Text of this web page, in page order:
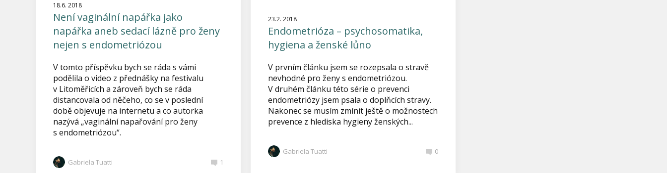
18.6. 2018
Není vaginální napářka jako
napářka aneb sedací lázně pro ženy
nejen s endometriózou
V tomto příspěvku bych se ráda s vámi
podělila o video z přednášky na festivalu
v Litoměřicích a zároveň bych se ráda
distancovala od něčeho, co se v poslední
době objevuje na internetu a co autorka
nazývá „vaginální napařování pro ženy
s endometriózou“.
Gabriela Tuatti 1
23.2. 2018
Endometrióza – psychosomatika,
hygiena a ženské lůno
V prvním článku jsem se rozepsala o stravě
nevhodné pro ženy s endometriózou.
V druhém článku této série o prevenci
endometriózy jsem psala o doplňcích stravy.
Nakonec se musím zmínit ještě o možnostech
prevence z hlediska hygieny ženských...
Gabriela Tuatti 0